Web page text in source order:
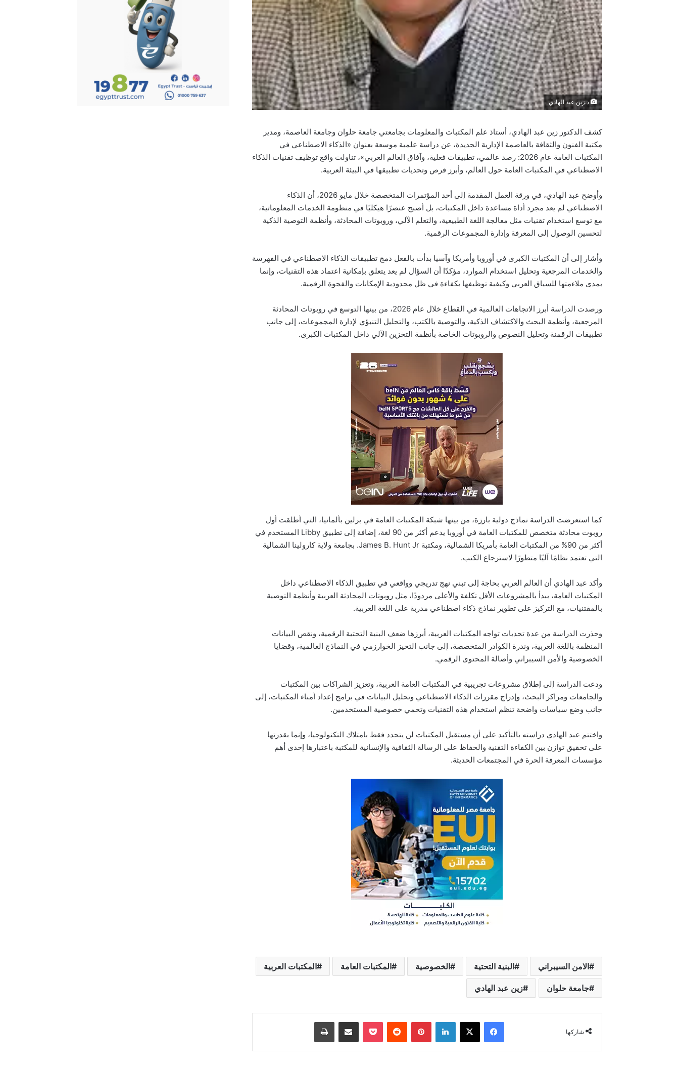
د.زين عبد الهادي
كشف الدكتور زين عبد الهادي، أستاذ علم المكتبات والمعلومات بجامعتي جامعة حلوان وجامعة العاصمة، ومدير
مكتبة الفنون والثقافة بالعاصمة الإدارية الجديدة، عن دراسة علمية موسعة بعنوان «الذكاء الاصطناعي في
المكتبات العامة عام 2026: رصد عالمي، تطبيقات فعلية، وآفاق العالم العربي»، تناولت واقع توظيف تقنيات الذكاء
الاصطناعي في المكتبات العامة حول العالم، وأبرز فرص وتحديات تطبيقها في البيئة العربية.
وأوضح عبد الهادي، في ورقة العمل المقدمة إلى أحد المؤتمرات المتخصصة خلال مايو 2026، أن الذكاء
الاصطناعي لم يعد مجرد أداة مساعدة داخل المكتبات، بل أصبح عنصرًا هيكليًا في منظومة الخدمات المعلوماتية،
مع توسع استخدام تقنيات مثل معالجة اللغة الطبيعية، والتعلم الآلي، وروبوتات المحادثة، وأنظمة التوصية الذكية
لتحسين الوصول إلى المعرفة وإدارة المجموعات الرقمية.
وأشار إلى أن المكتبات الكبرى في أوروبا وأمريكا وآسيا بدأت بالفعل دمج تطبيقات الذكاء الاصطناعي في الفهرسة
والخدمات المرجعية وتحليل استخدام الموارد، مؤكدًا أن السؤال لم يعد يتعلق بإمكانية اعتماد هذه التقنيات، وإنما
بمدى ملاءمتها للسياق العربي وكيفية توظيفها بكفاءة في ظل محدودية الإمكانات والفجوة الرقمية.
ورصدت الدراسة أبرز الاتجاهات العالمية في القطاع خلال عام 2026، من بينها التوسع في روبوتات المحادثة
المرجعية، وأنظمة البحث والاكتشاف الذكية، والتوصية بالكتب، والتحليل التنبؤي لإدارة المجموعات، إلى جانب
تطبيقات الرقمنة وتحليل النصوص والروبوتات الخاصة بأنظمة التخزين الآلي داخل المكتبات الكبرى.
كما استعرضت الدراسة نماذج دولية بارزة، من بينها شبكة المكتبات العامة في برلين بألمانيا، التي أطلقت أول
روبوت محادثة متخصص للمكتبات العامة في أوروبا يدعم أكثر من 90 لغة، إضافة إلى تطبيق Libby المستخدم في
أكثر من 90% من المكتبات العامة بأمريكا الشمالية، ومكتبة James B. Hunt Jr. بجامعة ولاية كارولينا الشمالية
التي تعتمد نظامًا آليًا متطورًا لاسترجاع الكتب.
وأكد عبد الهادي أن العالم العربي بحاجة إلى تبني نهج تدريجي وواقعي في تطبيق الذكاء الاصطناعي داخل
المكتبات العامة، يبدأ بالمشروعات الأقل تكلفة والأعلى مردودًا، مثل روبوتات المحادثة العربية وأنظمة التوصية
بالمقتنيات، مع التركيز على تطوير نماذج ذكاء اصطناعي مدربة على اللغة العربية.
وحذرت الدراسة من عدة تحديات تواجه المكتبات العربية، أبرزها ضعف البنية التحتية الرقمية، ونقص البيانات
المنظمة باللغة العربية، وندرة الكوادر المتخصصة، إلى جانب التحيز الخوارزمي في النماذج العالمية، وقضايا
الخصوصية والأمن السيبراني وأصالة المحتوى الرقمي.
ودعت الدراسة إلى إطلاق مشروعات تجريبية في المكتبات العامة العربية، وتعزيز الشراكات بين المكتبات
والجامعات ومراكز البحث، وإدراج مقررات الذكاء الاصطناعي وتحليل البيانات في برامج إعداد أمناء المكتبات، إلى
جانب وضع سياسات واضحة تنظم استخدام هذه التقنيات وتحمي خصوصية المستخدمين.
واختتم عبد الهادي دراسته بالتأكيد على أن مستقبل المكتبات لن يتحدد فقط بامتلاك التكنولوجيا، وإنما بقدرتها
على تحقيق توازن بين الكفاءة التقنية والحفاظ على الرسالة الثقافية والإنسانية للمكتبة باعتبارها إحدى أهم
مؤسسات المعرفة الحرة في المجتمعات الحديثة.
الامن السيبراني البنية التحتية الخصوصية المكتبات العامة المكتبات العربية
جامعة حلوان زين عبد الهادي
شاركها
فيسبوك ‫X لينكدإن بينتيريست
‏Reddit
‫Pocket مشاركة عبر البريد طباعة